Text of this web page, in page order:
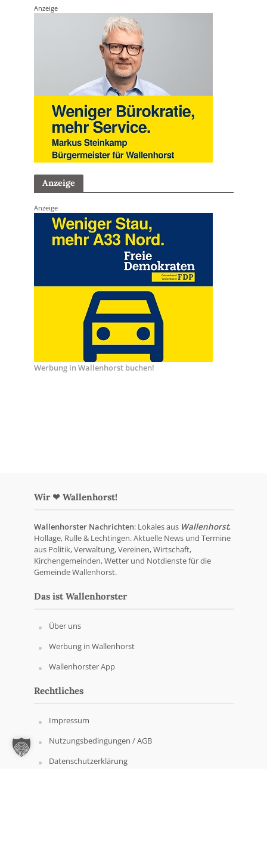
Anzeige
Anzeige
Anzeige
Werbung in Wallenhorst buchen!
Wir ❤ Wallenhorst!
Wallenhorster Nachrichten: Lokales aus Wallenhorst,
Hollage, Rulle & Lechtingen. Aktuelle News und Termine
aus Politik, Verwaltung, Vereinen, Wirtschaft,
Kirchengemeinden, Wetter und Notdienste für die
Gemeinde Wallenhorst.
Das ist Wallenhorster
Über uns
Werbung in Wallenhorst
Wallenhorster App
Rechtliches
Impressum
Nutzungsbedingungen / AGB
Datenschutzerklärung